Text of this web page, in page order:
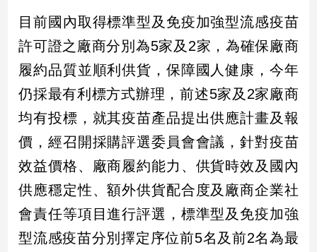
灣
點
台
灣
觀
點
娛
樂
娛
目前國內取得標準型及免疫加強型流感疫苗
許可證之廠商分別為5家及2家，為確保廠商
履約品質並順利供貨，保障國人健康，今年
仍採最有利標方式辦理，前述5家及2家廠商
均有投標，就其疫苗產品提出供應計畫及報
價，經召開採購評選委員會會議，針對疫苗
效益價格、廠商履約能力、供貨時效及國內
供應穩定性、額外供貨配合度及廠商企業社
會責任等項目進行評選，標準型及免疫加強
型流感疫苗分別擇定序位前5名及前2名為最